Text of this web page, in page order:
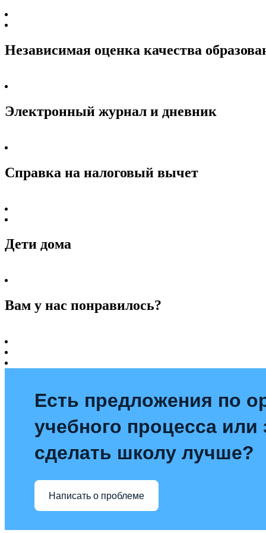
Независимая оценка качества
Электронный журнал и дневник
Справка на налоговый вычет
Дети дома
Вам у нас понравилось?
Есть предложения по
учебного процесса или
сделать школу лучше?
Написать о проблеме